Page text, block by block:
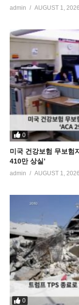
admin AUGUST 1, 2026
0
미국 건강보험 무보험
410만 상실’
admin AUGUST 1, 2026
0